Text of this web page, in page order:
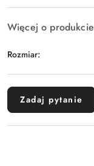
Więcej o produkcie
Rozmiar:
Zadaj pytanie